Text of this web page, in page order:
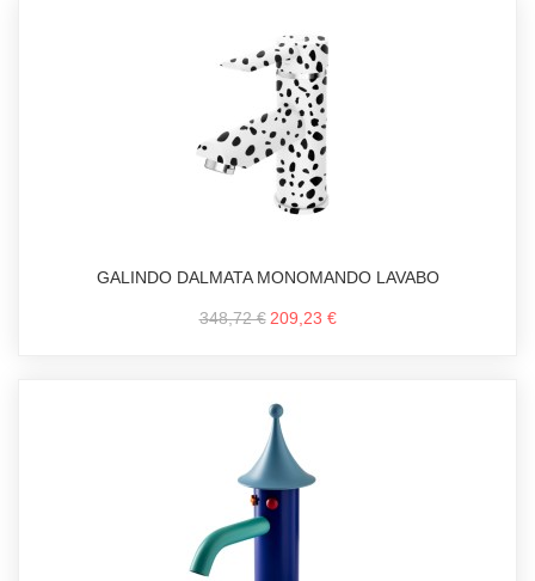
GALINDO DALMATA MONOMANDO LAVABO
348,72 € 209,23 €